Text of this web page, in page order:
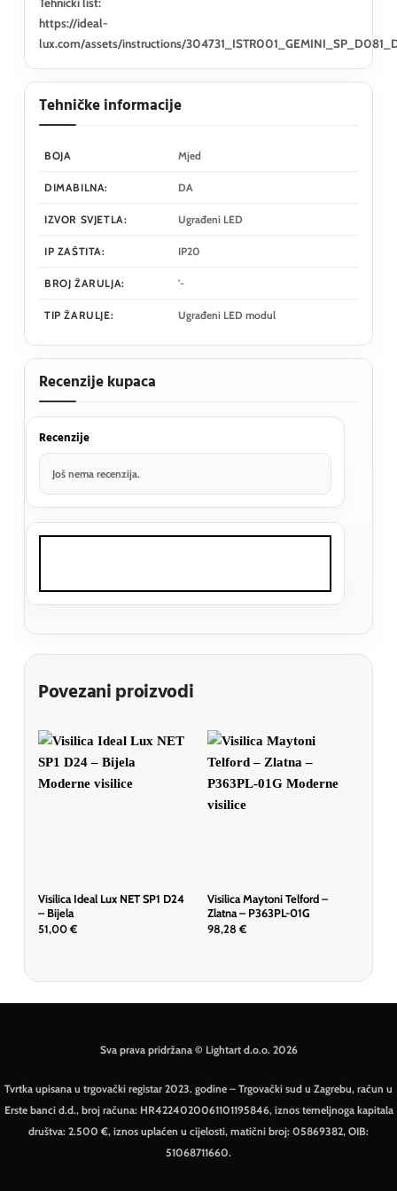
https://ideal-
lux.com/assets/instructions/
Tehničke informacije
BOJA Mjed
DIMABILNA: DA
IZVOR SVJETLA: Ugrađeni LED
IP ZAŠTITA: IP20
BROJ ŽARULJA: '-
TIP ŽARULJE: Ugrađeni LED modul
Recenzije kupaca
Recenzije
Još nema recenzija.
Povezani proizvodi
Visilica Ideal Lux NET SP1 D24
– Bijela
51,00 €
Visilica Maytoni Telford –
Zlatna – P363PL-01G
98,28 €
Sva prava pridržana © Lightart d.o.o. 2026
Tvrtka upisana u trgovački registar 2023. godine – Trgovački sud u Zagrebu, račun u
Erste banci d.d., broj računa: HR4224020061101195846, iznos temeljnoga kapitala
društva: 2.500 €, iznos uplaćen u cijelosti, matični broj: 05869382, OIB:
51068711660.